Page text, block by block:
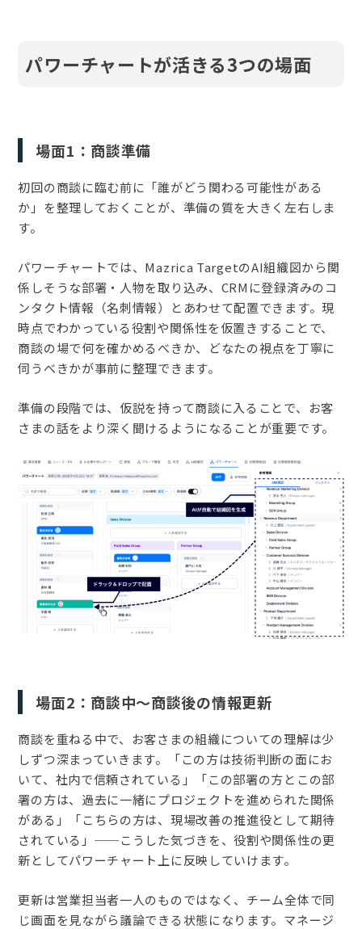
パワーチャートが活きる3つの場面
場面1：商談準備
初回の商談に臨む前に「誰がどう関わる可能性がある
か」を整理しておくことが、準備の質を大きく左右しま
す。
パワーチャートでは、Mazrica TargetのAI組織図から関
係しそうな部署・人物を取り込み、CRMに登録済みのコ
ンタクト情報（名刺情報）とあわせて配置できます。現
時点でわかっている役割や関係性を仮置きすることで、
商談の場で何を確かめるべきか、どなたの視点を丁寧に
伺うべきかが事前に整理できます。
準備の段階では、仮説を持って商談に入ることで、お客
さまの話をより深く聞けるようになることが重要です。
場面2：商談中〜商談後の情報更新
商談を重ねる中で、お客さまの組織についての理解は少
しずつ深まっていきます。「この方は技術判断の面にお
いて、社内で信頼されている」「この部署の方とこの部
署の方は、過去に一緒にプロジェクトを進められた関係
がある」「こちらの方は、現場改善の推進役として期待
されている」──こうした気づきを、役割や関係性の更
新としてパワーチャート上に反映していけます。
更新は営業担当者一人のものではなく、チーム全体で同
じ画面を見ながら議論できる状態になります。マネージ